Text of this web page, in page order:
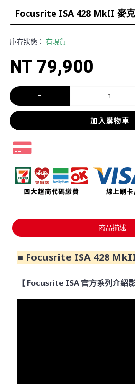
Focusrite ISA 428 MkII 麥
庫存狀態： 有現貨
NT 79,900
-
加入購物車
商品描述
■ Focusrite ISA 428
【 Focusrite ISA 官方系列介紹影